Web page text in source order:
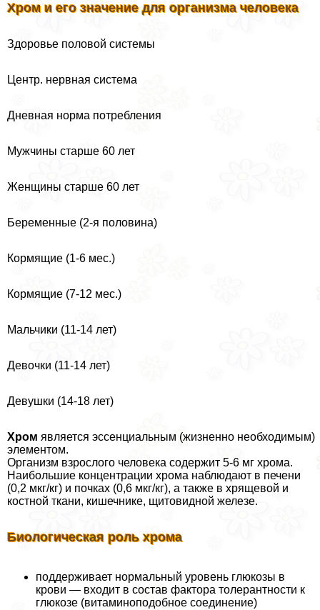
Хром и его значение для организма человека
Здоровье пoлoвoй системы
Центр. нервная система
Дневная норма потрeбления
Мужчины старше 60 лет
Женщины старше 60 лет
Беременные (2-я половина)
Кормящие (1-6 мес.)
Кормящие (7-12 мес.)
Мальчики (11-14 лет)
Девочки (11-14 лет)
Девушки (14-18 лет)
Хром является эссенциальным (жизненно необходимым)
элементом.
Организм взрослого человека содержит 5-6 мг хрома.
Наибольшие концентрации хрома наблюдают в печени
(0,2 мкг/кг) и почках (0,6 мкг/кг), а также в хрящевой и
костной ткани, кишечнике, щитовидной железе.
Биологическая роль хрома
поддерживает нормальный уровень глюкозы в
крови — входит в состав фактора толерантности к
глюкозе (витаминоподобное соединение)